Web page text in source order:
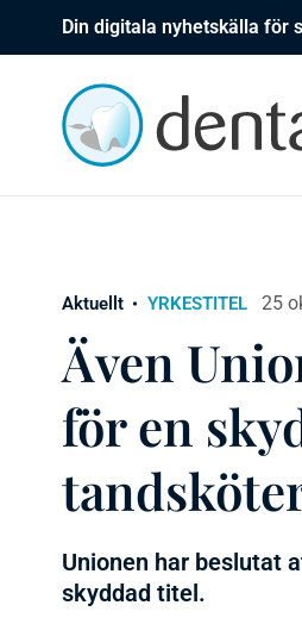
Din digitala nyhetskälla för
Aktuellt YRKESTITEL 25
Även
för en
Unionen har beslutat
skyddad titel.